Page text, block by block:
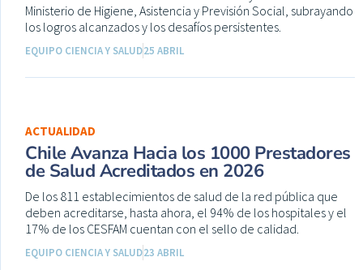
Ministerio de Higiene, Asistencia y Previsión Social, subrayando
los logros alcanzados y los desafíos persistentes.
EQUIPO CIENCIA Y SALUD25 ABRIL
ACTUALIDAD
Chile Avanza Hacia los 1000 Prestadores
de Salud Acreditados en 2026
De los 811 establecimientos de salud de la red pública que
deben acreditarse, hasta ahora, el 94% de los hospitales y el
17% de los CESFAM cuentan con el sello de calidad.
EQUIPO CIENCIA Y SALUD23 ABRIL